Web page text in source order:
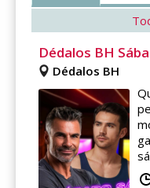
Dédalos BH
Dédalos BH